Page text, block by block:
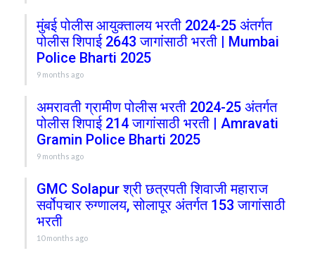
मुंबई पोलीस आयुक्तालय भरती 2024-25 अंतर्गत
पोलीस शिपाई 2643 जागांसाठी भरती | Mumbai
Police Bharti 2025
9 months ago
अमरावती ग्रामीण पोलीस भरती 2024-25 अंतर्गत
पोलीस शिपाई 214 जागांसाठी भरती | Amravati
Gramin Police Bharti 2025
9 months ago
GMC Solapur श्री छत्रपती शिवाजी महाराज
सर्वोपचार रुग्णालय, सोलापूर अंतर्गत 153 जागांसाठी
भरती
10 months ago